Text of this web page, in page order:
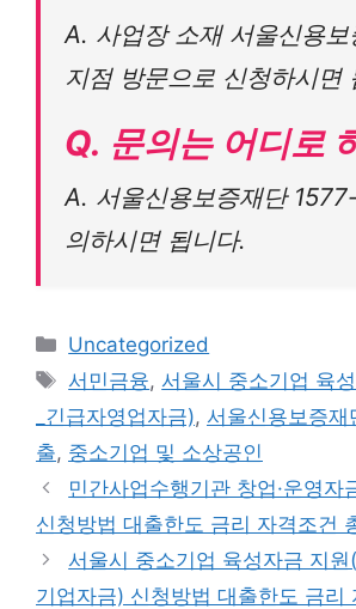
A. 사업장 소재 서울신용보
지점 방문으로 신청하시면
Q. 문의는 어디로
A. 서울신용보증재단
의하시면 됩니다.
Categories
Uncategorized
Tags
서민금융, 서울시 중소기업 육
_긴급자영업자금), 서울신용보증재
출, 중소기업 및 소상공인
민간사업수행기관 창업·운영자
신청방법 대출한도 금리 자격조건
서울시 중소기업 육성자금 지
기업자금) 신청방법 대출한도 금리